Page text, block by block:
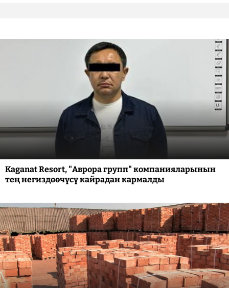
Kaganat Resort, "Аврора групп" компанияларынын
тең негиздөөчүсү кайрадан кармалды